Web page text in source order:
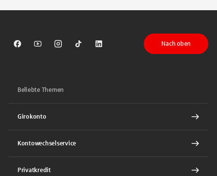
Sparkasse auf Facebook
Sparkasse auf Youtube
Sparkasse auf Instagram
Sparkasse auf TikTok
Sparkasse auf LinkedIn
Nach oben
Beliebte Themen
Girokonto
Kontowechselservice
Privatkredit